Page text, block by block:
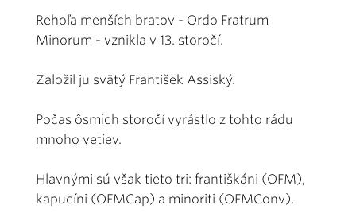
Rehoľa menších bratov - Ordo Fratrum
Minorum - vznikla v 13. storočí.
Založil ju svätý František Assiský.
Počas ôsmich storočí vyrástlo z tohto rádu
mnoho vetiev.
Hlavnými sú však tieto tri: františkáni (OFM),
kapucíni (OFMCap) a minoriti (OFMConv).